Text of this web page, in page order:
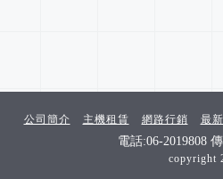
公司簡介 主機租賃 網路行銷 最
電話:06-2019808
copyright